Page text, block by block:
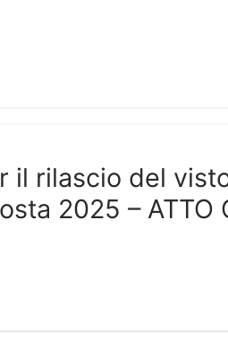
il rilascio del
2025 – ATTO